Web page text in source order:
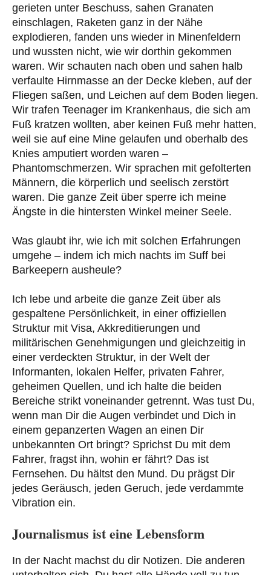
gerieten unter Beschuss, sahen Granaten
einschlagen, Raketen ganz in der Nähe
explodieren, fanden uns wieder in Minenfeldern
und wussten nicht, wie wir dorthin gekommen
waren. Wir schauten nach oben und sahen halb
verfaulte Hirnmasse an der Decke kleben, auf der
Fliegen saßen, und Leichen auf dem Boden liegen.
Wir trafen Teenager im Krankenhaus, die sich am
Fuß kratzen wollten, aber keinen Fuß mehr hatten,
weil sie auf eine Mine gelaufen und oberhalb des
Knies amputiert worden waren –
Phantomschmerzen. Wir sprachen mit gefolterten
Männern, die körperlich und seelisch zerstört
waren. Die ganze Zeit über sperre ich meine
Ängste in die hintersten Winkel meiner Seele.
Was glaubt ihr, wie ich mit solchen Erfahrungen
umgehe – indem ich mich nachts im Suff bei
Barkeepern ausheule?
Ich lebe und arbeite die ganze Zeit über als
gespaltene Persönlichkeit, in einer offiziellen
Struktur mit Visa, Akkreditierungen und
militärischen Genehmigungen und gleichzeitig in
einer verdeckten Struktur, in der Welt der
Informanten, lokalen Helfer, privaten Fahrer,
geheimen Quellen, und ich halte die beiden
Bereiche strikt voneinander getrennt. Was tust Du,
wenn man Dir die Augen verbindet und Dich in
einem gepanzerten Wagen an einen Dir
unbekannten Ort bringt? Sprichst Du mit dem
Fahrer, fragst ihn, wohin er fährt? Das ist
Fernsehen. Du hältst den Mund. Du prägst Dir
jedes Geräusch, jeden Geruch, jede verdammte
Vibration ein.
Journalismus ist eine Lebensform
In der Nacht machst du dir Notizen. Die anderen